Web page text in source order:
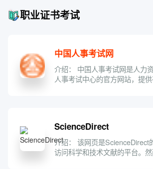
职业证书考试
中国人事考试网
介绍： 中国人事考试网是人力
人事考试中心的官方网站，提
ScienceDirect
介绍： 该网页是ScienceDirect
访问科学和技术文献的平台。